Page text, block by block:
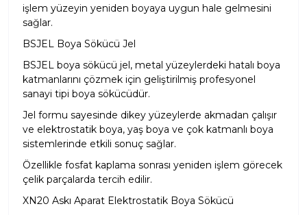
işlem yüzeyin yeniden boyaya uygun hale gelmesini
sağlar.
BSJEL Boya Sökücü Jel
BSJEL boya sökücü jel , metal yüzeylerdeki hatalı boya
katmanlarını çözmek için geliştirilmiş profesyonel
sanayi tipi boya sökücüdür.
Jel formu sayesinde dikey yüzeylerde akmadan çalışır
ve elektrostatik boya, yaş boya ve çok katmanlı boya
sistemlerinde etkili sonuç sağlar.
Özellikle fosfat kaplama sonrası yeniden işlem görecek
çelik parçalarda tercih edilir.
XN20 Askı Aparat Elektrostatik Boya Sökücü